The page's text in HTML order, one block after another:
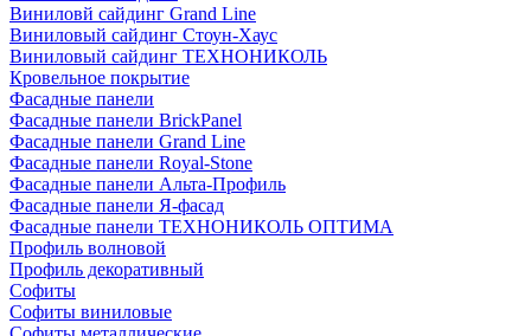
Виниловй сайдинг Grand Line
Виниловый сайдинг Стоун-Хаус
Виниловый сайдинг ТЕХНОНИКОЛЬ
Кровельное покрытие
Фасадные панели
Фасадные панели BrickPanel
Фасадные панели Grand Line
Фасадные панели Royal-Stone
Фасадные панели Альта-Профиль
Фасадные панели Я-фасад
Фасадные панели ТЕХНОНИКОЛЬ ОПТИМА
Профиль волновой
Профиль декоративный
Софиты
Софиты виниловые